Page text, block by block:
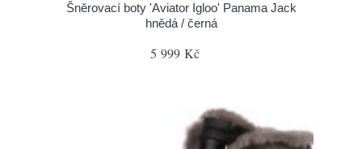
Šněrovací boty 'Aviator Igloo' Panama Jack
hnědá / černá
5 999 Kč